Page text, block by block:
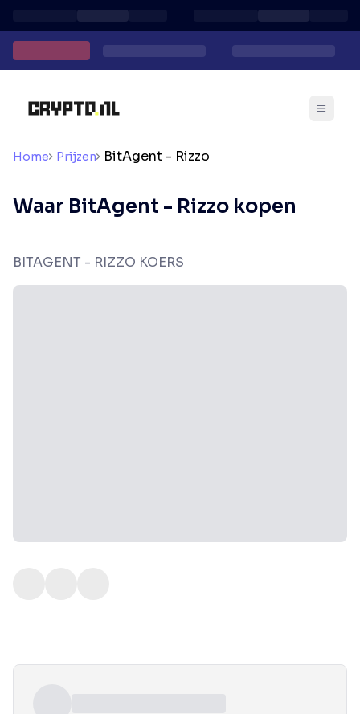
Home Prijzen BitAgent - Rizzo
Waar BitAgent - Rizzo kopen
BITAGENT - RIZZO KOERS